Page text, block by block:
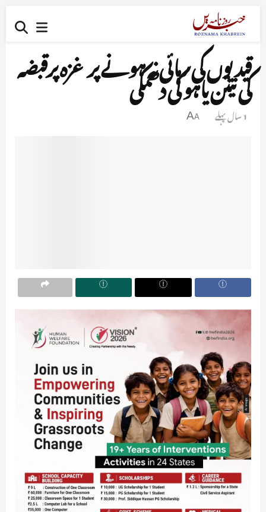
قیدیوں کی رہائی نہ ہونے پر غزہ پرقبضہ
کی نیتن یاہو کی دھمکی
1 سال پہلے A
A